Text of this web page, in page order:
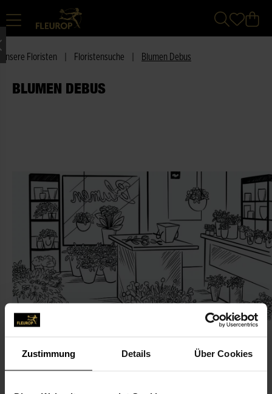
Zustimmung Details Über Cookies
Unsere Floristen Floristensuche Blumen Debus
BLUMEN DEBUS